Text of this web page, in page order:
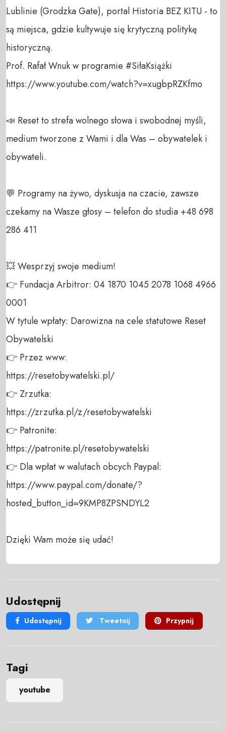
Lublinie (Grodzka Gate), portal Historia BEZ KITU - to
są miejsca, gdzie kultywuje się krytyczną politykę
historyczną.
Prof. Rafał Wnuk w programie #SiłaKsiążki
https://www.youtube.com/watch?v=xugbpRZKfmo
📣 Reset to strefa wolnego słowa i swobodnej myśli,
medium tworzone z Wami i dla Was – obywatelek i
obywateli.
💬 Programy na żywo, dyskusja na czacie, zawsze
czekamy na Wasze głosy – telefon do studia +48 698
286 411
💥 Wesprzyj swoje medium!
👉 Fundacja Arbitror: 04 1870 1045 2078 1068 4966
0001
W tytule wpłaty: Darowizna na cele statutowe Reset
Obywatelski
👉 Przez www:
https://resetobywatelski.pl/
👉 Zrzutka:
https://zrzutka.pl/z/resetobywatelski
👉 Patronite:
https://patronite.pl/resetobywatelski
👉 Dla wpłat w walutach obcych Paypal:
https://www.paypal.com/donate/?
hosted_button_id=9KMP8ZPSNDYL2
Dzięki Wam może się udać!
Udostępnij
Udostępnij Tweetnij Przypnij
Tagi
youtube